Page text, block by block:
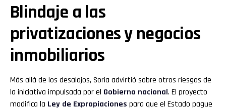
Blindaje a las
privatizaciones y negocios
inmobiliarios
Más allá de los desalojos, Soria advirtió sobre otros riesgos de
la iniciativa impulsada por el Gobierno nacional. El proyecto
modifica la Ley de Expropiaciones para que el Estado pague